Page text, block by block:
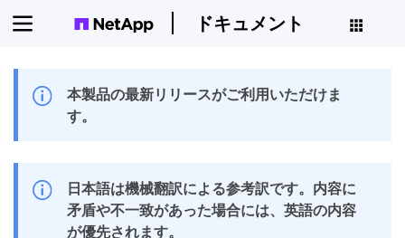
ドキュメント
本製品の最新リリースがご利用いただけま
す。
日本語は機械翻訳による参考訳です。内容に
矛盾や不一致があった場合には、英語の内容
が優先されます。